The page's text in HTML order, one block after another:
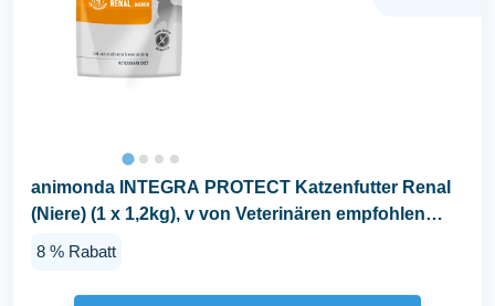
animonda INTEGRA PROTECT Katzenfutter Renal
(Niere) (1 x 1,2kg), v von Veterinären empfohlen
8 % Rabatt